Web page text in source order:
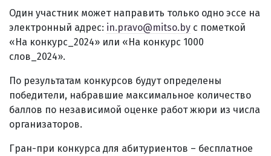
Один участник может направить только одно эссе на
электронный адрес: in.pravo@mitso.by с пометкой
«На конкурс_2024» или «На конкурс 1000
слов_2024».
По результатам конкурсов будут определены
победители, набравшие максимальное количество
баллов по независимой оценке работ жюри из числа
организаторов.
Гран-при конкурса для абитуриентов – бесплатное